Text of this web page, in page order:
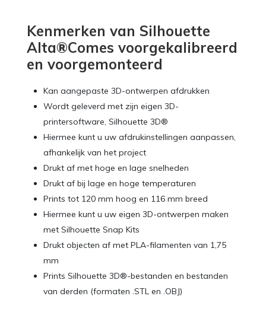
Kenmerken van Silhouette
Alta®Comes voorgekalibreerd
en voorgemonteerd
Kan aangepaste 3D-ontwerpen afdrukken
Wordt geleverd met zijn eigen 3D-
printersoftware, Silhouette 3D®
Hiermee kunt u uw afdrukinstellingen aanpassen,
afhankelijk van het project
Drukt af met hoge en lage snelheden
Drukt af bij lage en hoge temperaturen
Prints tot 120 mm hoog en 116 mm breed
Hiermee kunt u uw eigen 3D-ontwerpen maken
met Silhouette Snap Kits
Drukt objecten af ​​met PLA-filamenten van 1,75
mm
Prints Silhouette 3D®-bestanden en bestanden
van derden (formaten .STL en .OBJ)